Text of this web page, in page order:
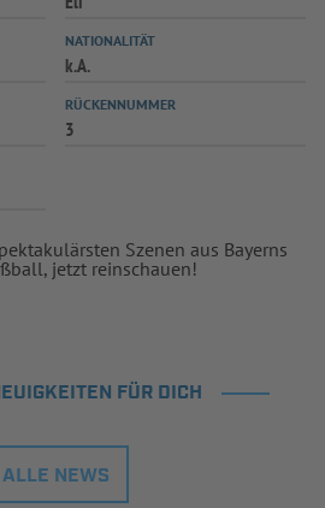
NATIONALITÄT
k.A.
RÜCKENNUMMER
3
Szenen aus Bayerns
jetzt reinschauen!
FÜR DICH
ALLE NEWS